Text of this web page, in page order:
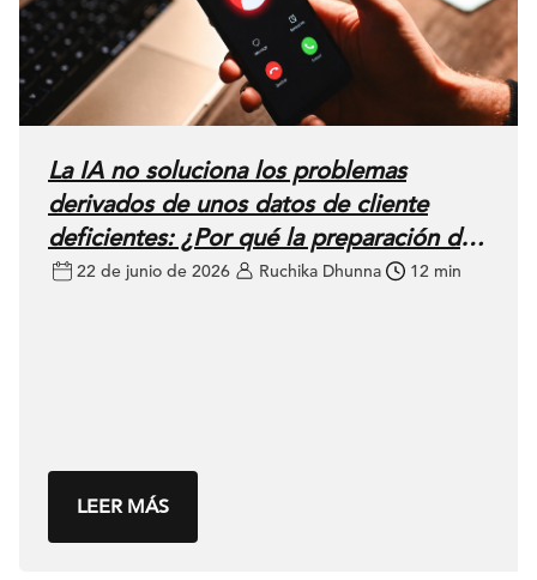
La IA no soluciona los problemas
derivados de unos datos de cliente
deficientes: ¿Por qué la preparación del
CRM es clave para el éxito?
22 de junio de 2026 Ruchika Dhunna 12 min
LEER MÁS